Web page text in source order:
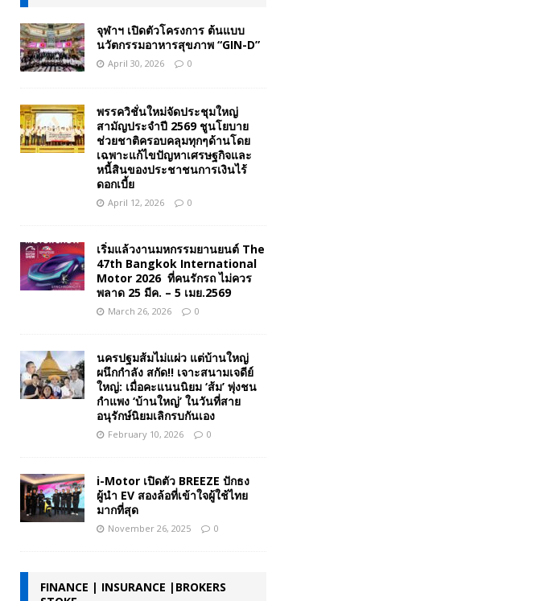
จุฬาฯ เปิดตัวโครงการ ต้นแบบ
นวัตกรรมอาหารสุขภาพ “GIN-D”
April 30, 2026 0
พรรควิชั่นใหม่จัดประชุมใหญ่
สามัญประจำปี 2569 ชูนโยบาย
ช่วยชาติครอบคลุมทุกๆด้านโดย
เฉพาะแก้ไขปัญหาเศรษฐกิจและ
หนี้สินของประชาชนการเงินไร้
ดอกเบี้ย
April 12, 2026 0
เริ่มแล้วงานมหกรรมยานยนต์ The
47th Bangkok International
Motor 2026 ที่คนรักรถ ไม่ควร
พลาด 25 มีค. – 5 เมย.2569
March 26, 2026 0
นครปฐมส้มไม่แผ่ว แต่บ้านใหญ่
ผนึกกำลัง สกัด!! เจาะสนามเจดีย์
ใหญ่: เมื่อคะแนนนิยม ‘ส้ม’ พุ่งชน
กำแพง ‘บ้านใหญ่’ ในวันที่สาย
อนุรักษ์นิยมเลิกรบกันเอง
February 10, 2026 0
i-Motor เปิดตัว BREEZE ปักธง
ผู้นำ EV สองล้อที่เข้าใจผู้ใช้ไทย
มากที่สุด
November 26, 2025 0
FINANCE | INSURANCE |BROKERS